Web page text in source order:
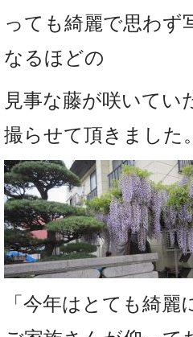
っても綺麗で思わず
なるほどの
見事な藤が咲いてい
撮らせて頂きました。
「今年はとても綺麗